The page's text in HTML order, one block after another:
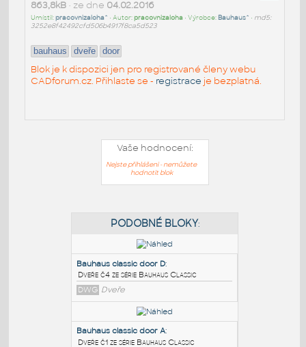
863,8kB• ze dne 04.02.2016
Umístil:pracovnizaloha^ • Autor:pracovnizaloha • Výrobce: Bauhaus^ • md5:
3252e8f42492cfd506b4917f8ca5d523
bauhaus dveře door
Blok je k dispozici jen pro registrované členy webu
CADforum.cz. Přihlaste se - registrace je bezplatná.
Vaše hodnocení:
Nejste přihlášeni - nemůžete
hodnotit blok
PODOBNÉ BLOKY